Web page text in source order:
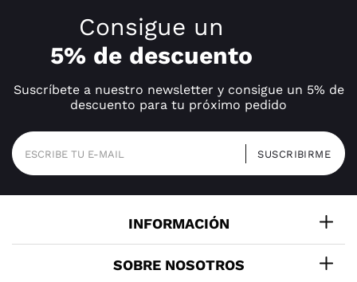
Consigue un
5% de descuento
Suscríbete a nuestro newsletter y consigue un 5% de
descuento para tu próximo pedido
INFORMACIÓN
SOBRE NOSOTROS